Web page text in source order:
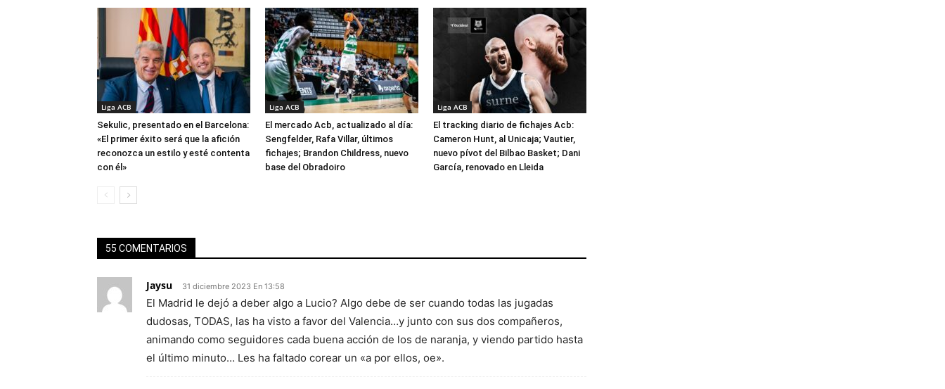
Liga ACB
Sekulic, presentado en el Barcelona:
«El primer éxito será que la afición
reconozca un estilo y esté contenta
con él»
Liga ACB
El mercado Acb, actualizado al día:
Sengfelder, Rafa Villar, últimos
fichajes; Brandon Childress, nuevo
base del Obradoiro
Liga ACB
El tracking diario de fichajes Acb:
Cameron Hunt, al Unicaja; Vautier,
nuevo pívot del Bilbao Basket; Dani
García, renovado en Lleida
55 COMENTARIOS
Jaysu 31 diciembre 2023 En 13:58
El Madrid le dejó a deber algo a Lucio? Algo debe de ser cuando todas las jugadas
dudosas, TODAS, las ha visto a favor del Valencia…y junto con sus dos compañeros,
animando como seguidores cada buena acción de los de naranja, y viendo partido hasta
el último minuto… Les ha faltado corear un «a por ellos, oe».